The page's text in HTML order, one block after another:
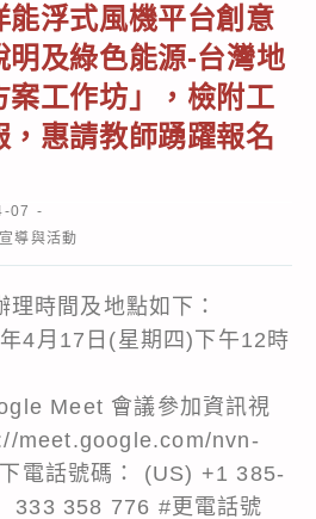
能浮式風機平台創意
明及綠色能源-台灣地
案工作坊」，檢附工
，惠請教師踴躍報名
07
導與活動
時間及地點如下：
4月17日(星期四)下午12時
Meet 會議參加資訊視
meet.google.com/nvn-
電話號碼： (US) +1 385-
333 358 776 #更電話號